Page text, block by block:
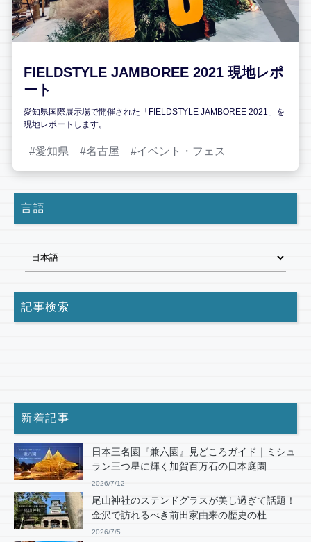
FIELDSTYLE JAMBOREE 2021 現地レポ
ート
愛知県国際展示場で開催された「FIELDSTYLE JAMBOREE 2021」を
現地レポートします。
愛知県 名古屋 イベント・フェス
言語
記事検索
新着記事
日本三名園『兼六園』見どころガイド｜ミシュ
ラン三つ星に輝く加賀百万石の日本庭園
2026/7/12
尾山神社のステンドグラスが美し過ぎて話題！
金沢で訪れるべき前田家由来の歴史の杜
2026/7/5